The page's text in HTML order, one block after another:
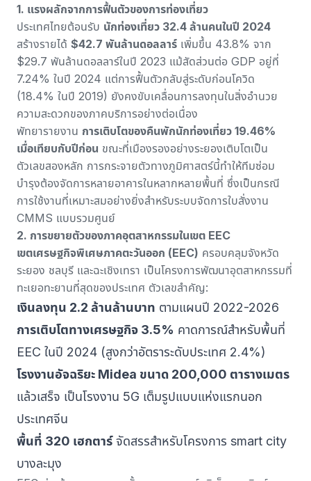
1. แรงผลักจากการฟื้นตัวของการท่องเที่ยว
ประเทศไทยต้อนรับ นักท่องเที่ยว 32.4 ล้านคนในปี 2024
สร้างรายได้ $42.7 พันล้านดอลลาร์ เพิ่มขึ้น 43.8% จาก
$29.7 พันล้านดอลลาร์ในปี 2023 แม้สัดส่วนต่อ GDP อยู่ที่
7.24% ในปี 2024 แต่การฟื้นตัวกลับสู่ระดับก่อนโควิด
(18.4% ในปี 2019) ยังคงขับเคลื่อนการลงทุนในสิ่งอำนวย
ความสะดวกของภาคบริการอย่างต่อเนื่อง
พัทยารายงาน การเติบโตของคืนพักนักท่องเที่ยว 19.46%
เมื่อเทียบกับปีก่อน ขณะที่เมืองรองอย่างระยองเติบโตเป็น
ตัวเลขสองหลัก การกระจายตัวทางภูมิศาสตร์นี้ทำให้ทีมซ่อม
บำรุงต้องจัดการหลายอาคารในหลากหลายพื้นที่ ซึ่งเป็นกรณี
การใช้งานที่เหมาะสมอย่างยิ่งสำหรับระบบจัดการใบสั่งงาน
CMMS แบบรวมศูนย์
2. การขยายตัวของภาคอุตสาหกรรมในเขต EEC
เขตเศรษฐกิจพิเศษภาคตะวันออก (EEC) ครอบคลุมจังหวัด
ระยอง ชลบุรี และฉะเชิงเทรา เป็นโครงการพัฒนาอุตสาหกรรมที่
ทะเยอทะยานที่สุดของประเทศ ตัวเลขสำคัญ:
เงินลงทุน 2.2 ล้านล้านบาท ตามแผนปี 2022-2026
การเติบโตทางเศรษฐกิจ 3.5% คาดการณ์สำหรับพื้นที่
EEC ในปี 2024 (สูงกว่าอัตราระดับประเทศ 2.4%)
โรงงานอัจฉริยะ Midea ขนาด 200,000 ตารางเมตร
แล้วเสร็จ เป็นโรงงาน 5G เต็มรูปแบบแห่งแรกนอก
ประเทศจีน
พื้นที่ 320 เฮกตาร์จัดสรรสำหรับโครงการ smart city
บางละมุง